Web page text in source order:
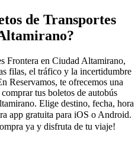
de Transportes
Frontera en Ciudad Altamirano,
filas, el tráfico y la incertidumbre
Reservamos, te ofrecemos una
tus boletos de autobús
Elige destino, fecha, hora
app gratuita para iOS o Android.
ya y disfruta de tu viaje!